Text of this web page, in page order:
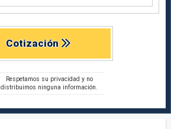
Cotización
Respetamos su privacidad y no
distribuimos ninguna información.